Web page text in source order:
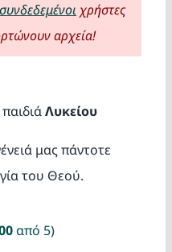
συνδεδεμένοι χρήστες
αρχεία!
Λυκείου
μας πάντοτε
του Θεού.
από 5)